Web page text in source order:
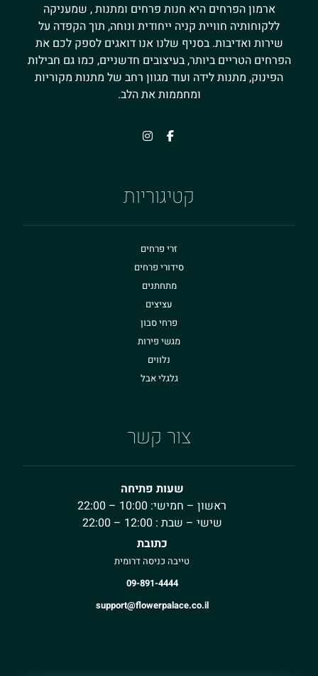
ארמון הפרחים היא חנות פרחים ומתנות , שמעניקה
ללקוחותיה חוויית קניה ייחודית ונוחה, תוך הקפדה על
שירות ואדיבות. בסניף שלנו אנו דואגים לספק לכם את
הפרחים הטריים ביותר, בעיצובים חדשניים, כמו גם חבילות
הפינוק, מתנות לידה ועוד מגוון רחב של מתנות מקוריות
ומחממות את הלב.
קטיגוריות
זרי פרחים
סידורי פרחים
מתחתנים
עציצים
פרחי סבון
מגשי פירות
נלווים
גלגלי אבל
צור קשר
שעות פתיחה
ראשון – חמישי: 10:00 – 22:00
שישי – שבת : 12:00 – 22:00
כתובת
טייבה כניסה דרומית
09-891-4444
support@flowerpalace.co.il